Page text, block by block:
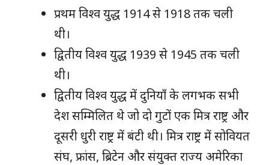
प्रथम विश्व युद्ध 1914 से 1918 तक चली
थी।
द्वितीय विश्व युद्ध 1939 से 1945 तक चली
थी।
द्वितीय विश्व युद्ध में दुनियाँ के लगभक सभी
देश सम्मिलित थे जो दो गुटों एक मित्र राष्ट्र और
दूसरी धुरी राष्ट्र में बंटी थी। मित्र राष्ट्र में सोवियत
संघ, फ्रांस, ब्रिटेन और संयुक्त राज्य अमेरिका